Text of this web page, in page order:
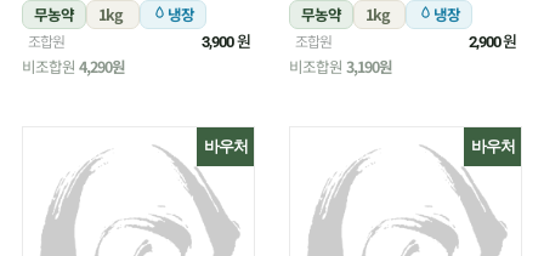
무농약 1kg 냉장
조합원 3,900원
비조합원 4,290원
무농약 1kg 냉장
조합원 2,900원
비조합원 3,190원
바우처 바우처